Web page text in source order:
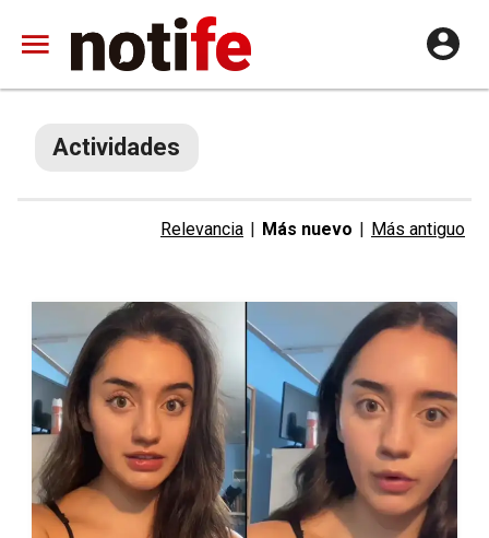
Actividades
Relevancia | Más nuevo | Más antiguo